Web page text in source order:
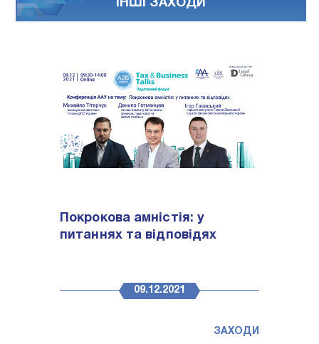
IНШI ЗАХОДИ
Покрокова амністія: у
питаннях та відповідях
09.12.2021
ЗАХОДИ